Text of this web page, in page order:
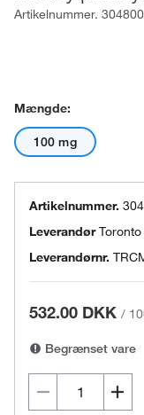
Artikelnummer.
Mængde:
100 mg
Artikelnummer.
Leverandør
Leverandørnr.
532.00 DKK /
Begrænset vare